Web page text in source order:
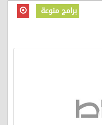
برامج منوعة